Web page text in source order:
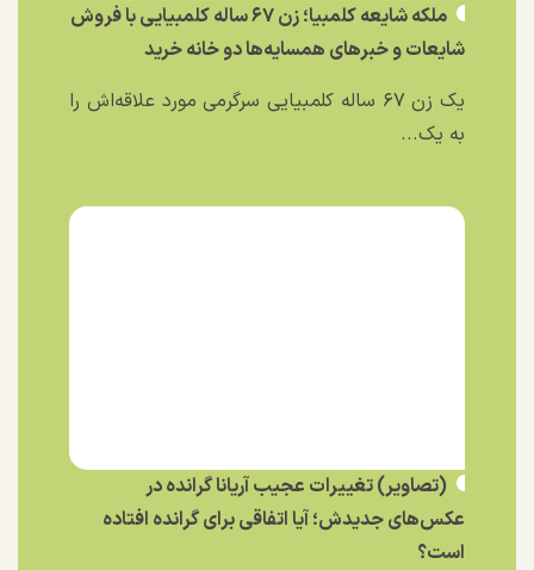
ملکه شایعه کلمبیا؛ زن ۶۷ ساله کلمبیایی با فروش
شایعات و خبر‌های همسایه‌ها دو خانه خرید
یک زن ۶۷ ساله کلمبیایی سرگرمی مورد علاقه‌اش را
به یک...
(تصاویر) تغییرات عجیب آریانا گرانده در
عکس‌های جدیدش؛ آیا اتفاقی برای گرانده افتاده
است؟